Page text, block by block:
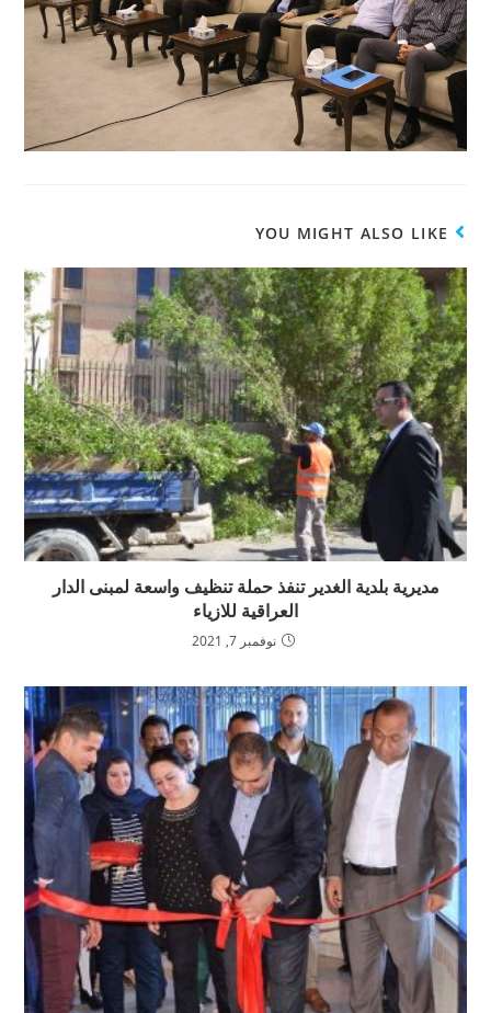
YOU MIGHT ALSO LIKE
مديرية بلدية الغدير تنفذ حملة تنظيف واسعة لمبنى الدار
العراقية للازياء
نوفمبر 7, 2021